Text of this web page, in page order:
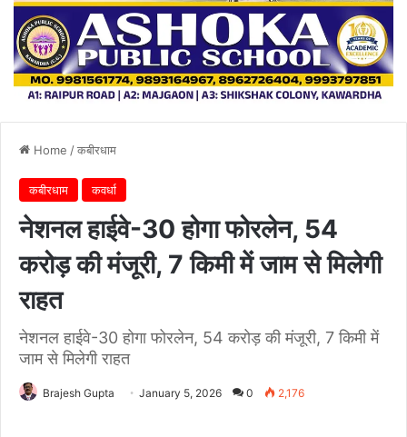
Home /कबीरधाम
कबीरधाम कवर्धा
नेशनल हाईवे-30 होगा फोरलेन, 54
करोड़ की मंजूरी, 7 किमी में जाम से मिलेगी
राहत
नेशनल हाईवे-30 होगा फोरलेन, 54 करोड़ की मंजूरी, 7 किमी में
जाम से मिलेगी राहत
Brajesh Gupta January 5, 2026 0 2,176